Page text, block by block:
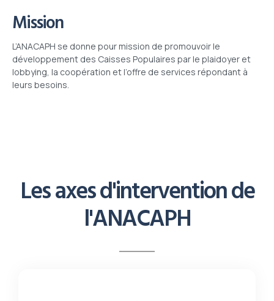
Mission
L’ANACAPH se donne pour mission de promouvoir le
développement des Caisses Populaires par le plaidoyer et
lobbying, la coopération et l’offre de services répondant à
leurs besoins.
Les axes d'intervention de
l'ANACAPH